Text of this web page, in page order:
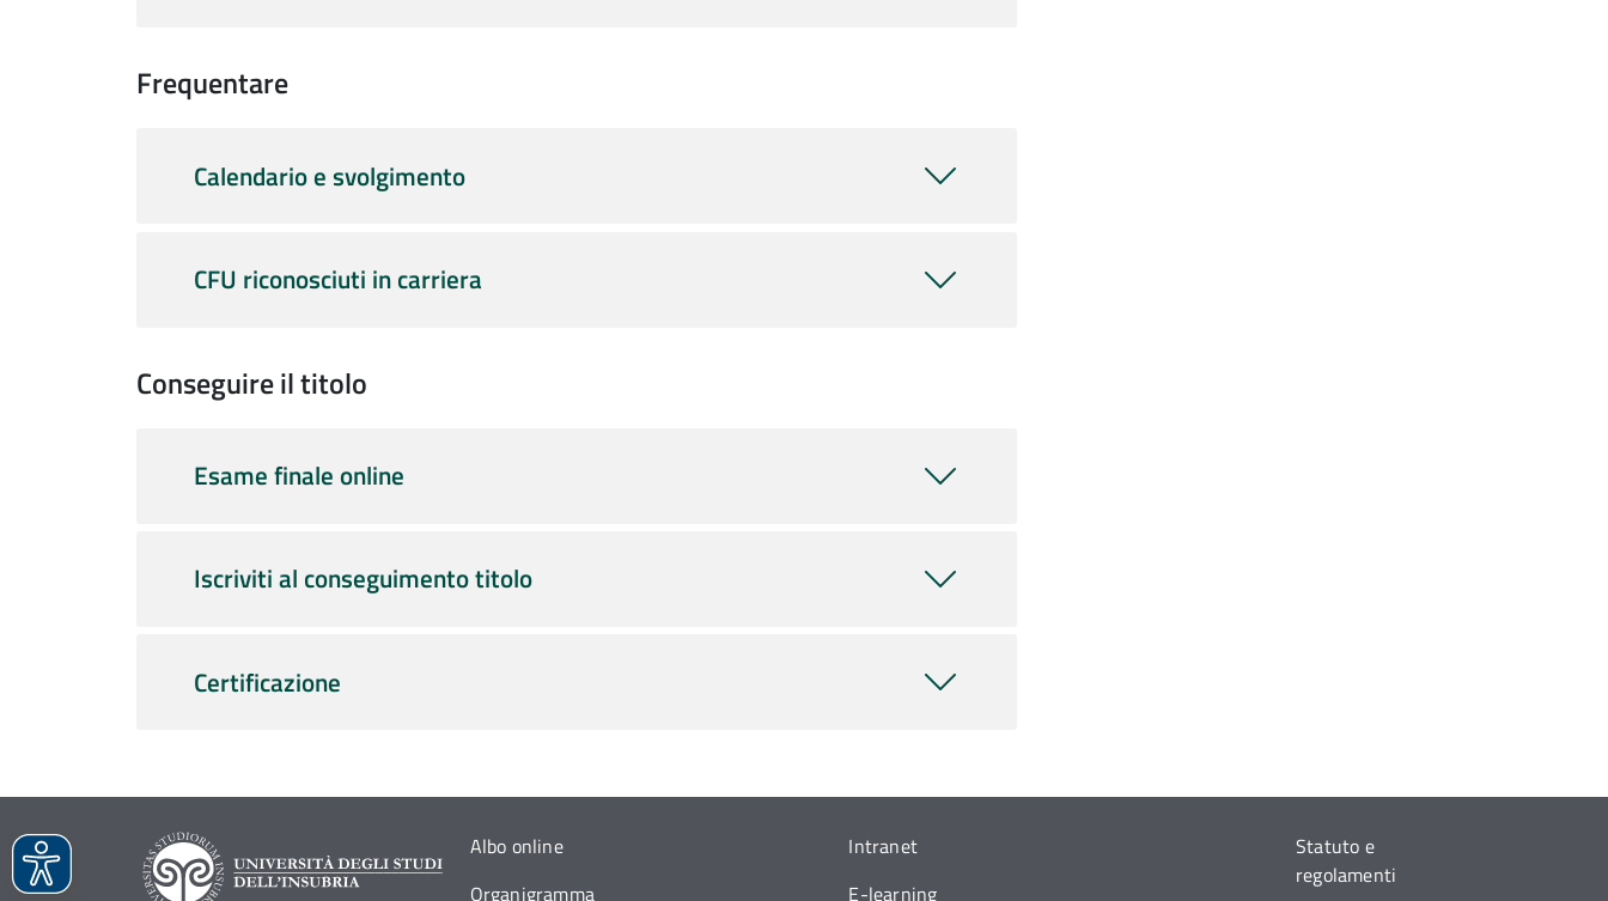
Frequentare
Calendario e svolgimento
CFU riconosciuti in carriera
Conseguire il titolo
Esame finale online
Iscriviti al conseguimento titolo
Certificazione
Albo online
Organigramma
Intranet
E-learning
Statuto e
regolamenti